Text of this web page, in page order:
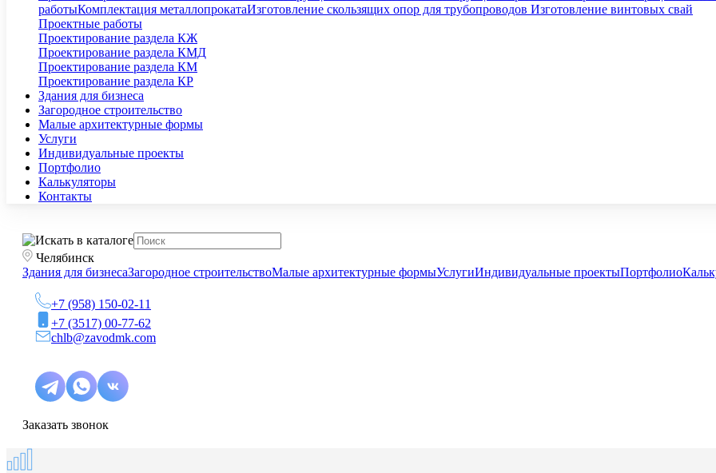
работыКомплектация металлопрокатаИзготовление скользящих опор для трубопроводов Изготовление винтовых свай
Проектные работы
Проектирование раздела КЖ
Проектирование раздела КМД
Проектирование раздела КМ
Проектирование раздела КР
Здания для бизнеса
Загородное строительство
Малые архитектурные формы
Услуги
Индивидуальные проекты
Портфолио
Калькуляторы
Контакты
Челябинск
Здания для бизнесаЗагородное строительствоМалые архитектурные формыУслугиИндивидуальные проектыПортфолио
+7 (958) 150-02-11
+7 (3517) 00-77-62
chlb@zavodmk.com
Заказать звонок